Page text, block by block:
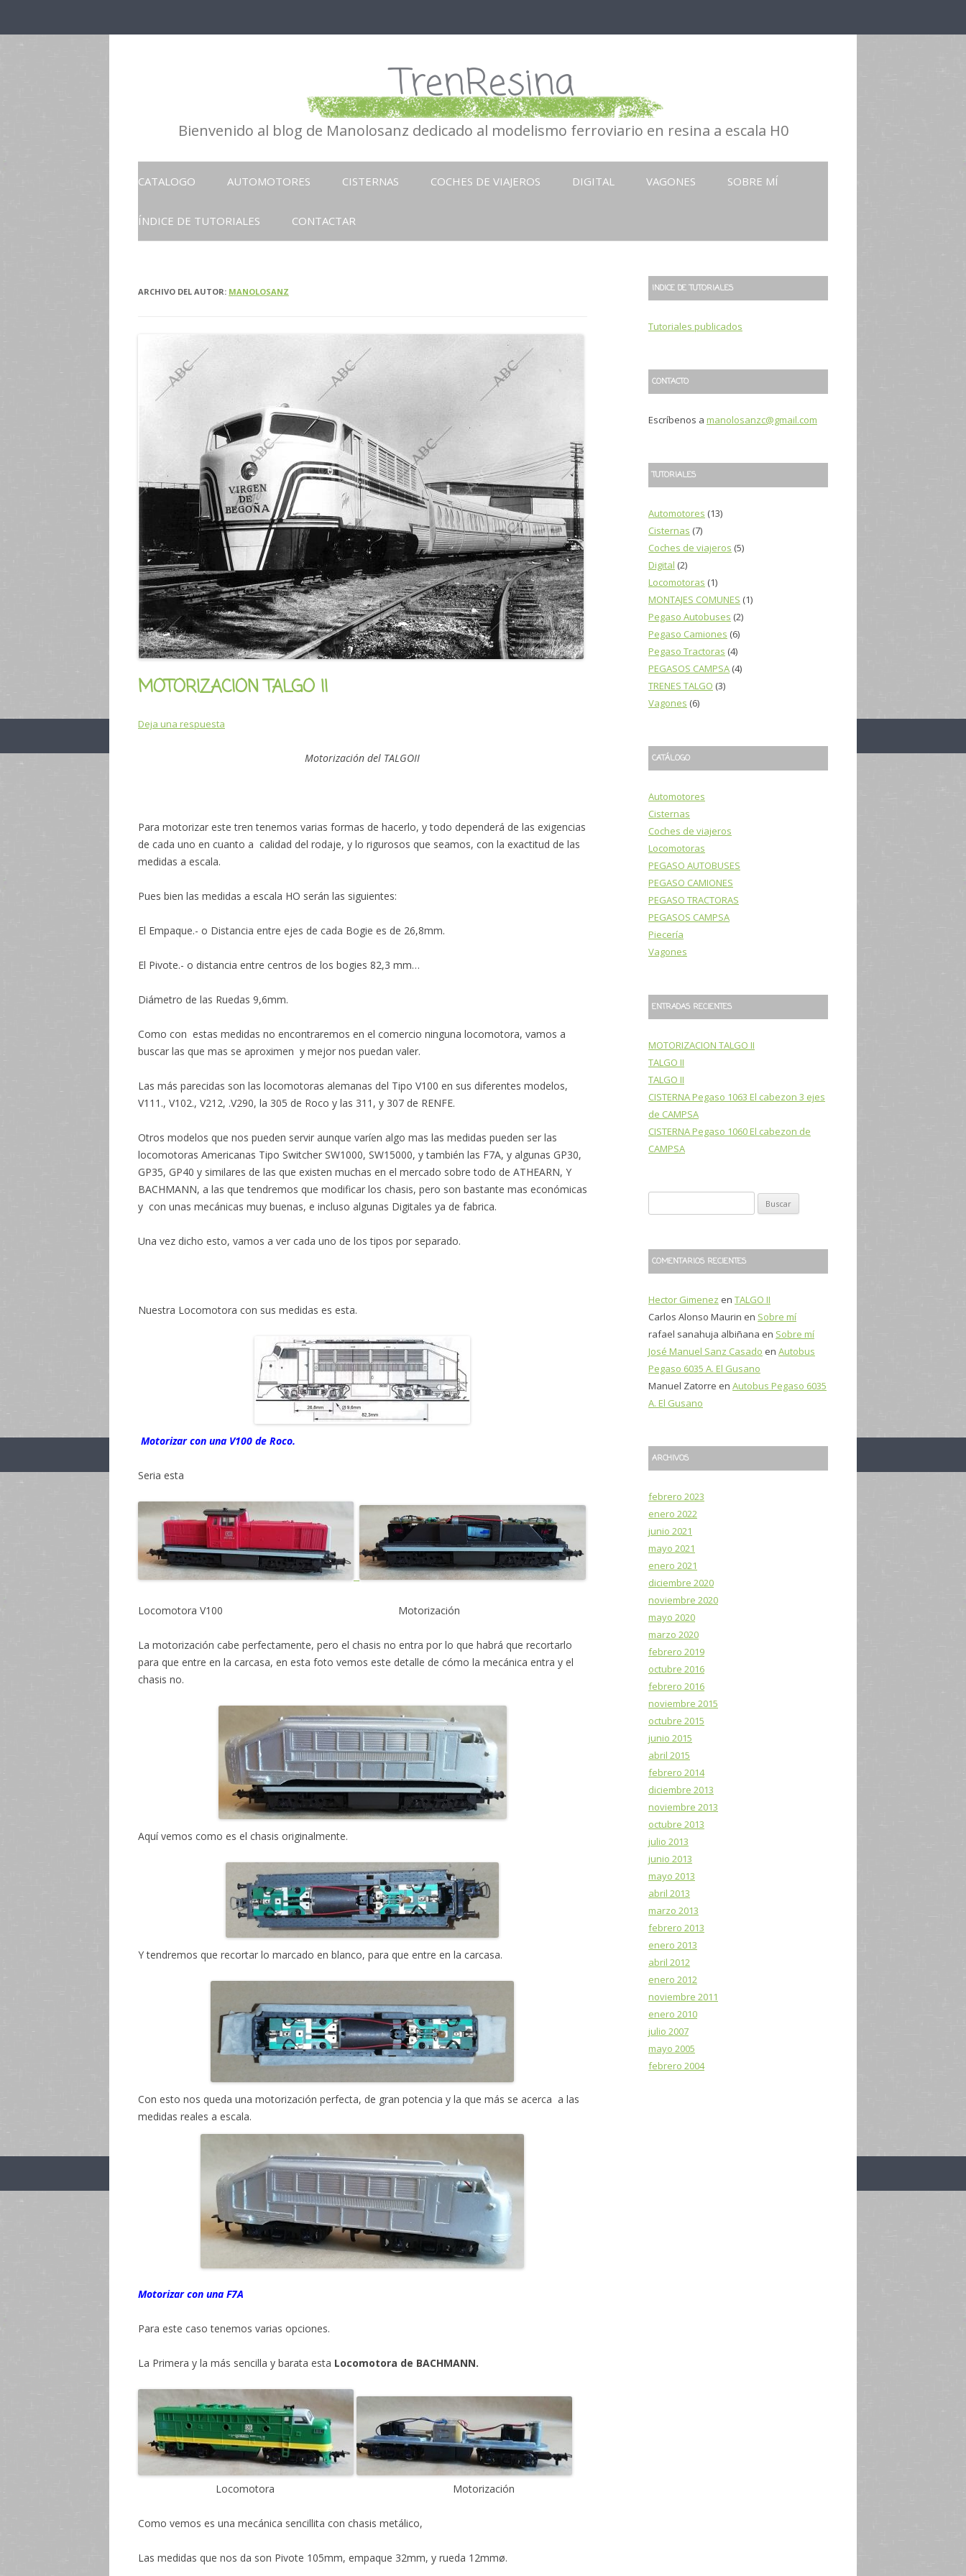
TrenResina
Bienvenido al blog de Manolosanz dedicado al modelismo ferroviario en resina a escala H0
Ir
al
contenido
CATALOGO AUTOMOTORES CISTERNAS COCHES DE VIAJEROS DIGITAL VAGONES SOBRE MÍ
ÍNDICE DE TUTORIALES CONTACTAR
ARCHIVO DEL AUTOR: MANOLOSANZ
MOTORIZACION TALGO II
Deja una respuesta
Motorización del TALGOII
Para motorizar este tren tenemos varias formas de hacerlo, y todo dependerá de las exigencias
de cada uno en cuanto a calidad del rodaje, y lo rigurosos que seamos, con la exactitud de las
medidas a escala.
Pues bien las medidas a escala HO serán las siguientes:
El Empaque.- o Distancia entre ejes de cada Bogie es de 26,8mm.
El Pivote.- o distancia entre centros de los bogies 82,3 mm…
Diámetro de las Ruedas 9,6mm.
Como con estas medidas no encontraremos en el comercio ninguna locomotora, vamos a
buscar las que mas se aproximen y mejor nos puedan valer.
Las más parecidas son las locomotoras alemanas del Tipo V100 en sus diferentes modelos,
V111., V102., V212, .V290, la 305 de Roco y las 311, y 307 de RENFE.
Otros modelos que nos pueden servir aunque varíen algo mas las medidas pueden ser las
locomotoras Americanas Tipo Switcher SW1000, SW15000, y también las F7A, y algunas GP30,
GP35, GP40 y similares de las que existen muchas en el mercado sobre todo de ATHEARN, Y
BACHMANN, a las que tendremos que modificar los chasis, pero son bastante mas económicas
y con unas mecánicas muy buenas, e incluso algunas Digitales ya de fabrica.
Una vez dicho esto, vamos a ver cada uno de los tipos por separado.
Nuestra Locomotora con sus medidas es esta.
Motorizar con una V100 de Roco.
Seria esta
Locomotora V100 Motorización
La motorización cabe perfectamente, pero el chasis no entra por lo que habrá que recortarlo
para que entre en la carcasa, en esta foto vemos este detalle de cómo la mecánica entra y el
chasis no.
Aquí vemos como es el chasis originalmente.
Y tendremos que recortar lo marcado en blanco, para que entre en la carcasa.
Con esto nos queda una motorización perfecta, de gran potencia y la que más se acerca a las
medidas reales a escala.
Motorizar con una F7A
Para este caso tenemos varias opciones.
La Primera y la más sencilla y barata esta Locomotora de BACHMANN.
Locomotora Motorización
Como vemos es una mecánica sencillita con chasis metálico,
Las medidas que nos da son Pivote 105mm, empaque 32mm, y rueda 12mmø.
INDICE DE TUTORIALES
Tutoriales publicados
CONTACTO
Escríbenos a manolosanzc@gmail.com
TUTORIALES
Automotores (13)
Cisternas (7)
Coches de viajeros (5)
Digital (2)
Locomotoras (1)
MONTAJES COMUNES (1)
Pegaso Autobuses (2)
Pegaso Camiones (6)
Pegaso Tractoras (4)
PEGASOS CAMPSA (4)
TRENES TALGO (3)
Vagones (6)
CATÁLOGO
Automotores
Cisternas
Coches de viajeros
Locomotoras
PEGASO AUTOBUSES
PEGASO CAMIONES
PEGASO TRACTORAS
PEGASOS CAMPSA
Piecería
Vagones
ENTRADAS RECIENTES
MOTORIZACION TALGO II
TALGO II
TALGO II
CISTERNA Pegaso 1063 El cabezon 3 ejes
de CAMPSA
CISTERNA Pegaso 1060 El cabezon de
CAMPSA
u
c
:
COMENTARIOS RECIENTES
Hector Gimenez en TALGO II
Carlos Alonso Maurin en Sobre mí
rafael sanahuja albiñana en Sobre mí
José Manuel Sanz Casado en Autobus
Pegaso 6035 A. El Gusano
Manuel Zatorre en Autobus Pegaso 6035
A. El Gusano
ARCHIVOS
febrero 2023
enero 2022
junio 2021
mayo 2021
enero 2021
diciembre 2020
noviembre 2020
mayo 2020
marzo 2020
febrero 2019
octubre 2016
febrero 2016
noviembre 2015
octubre 2015
junio 2015
abril 2015
febrero 2014
diciembre 2013
noviembre 2013
octubre 2013
julio 2013
junio 2013
mayo 2013
abril 2013
marzo 2013
febrero 2013
enero 2013
abril 2012
enero 2012
noviembre 2011
enero 2010
julio 2007
mayo 2005
febrero 2004